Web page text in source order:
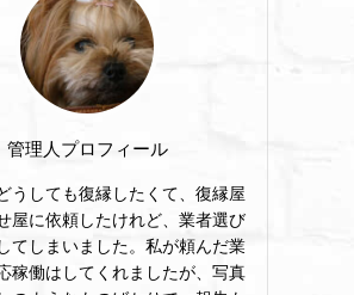
管理人プロフィール
うしても復縁したくて、復縁屋
屋に依頼したけれど、業者選び
てしまいました。私が頼んだ業
稼働はしてくれましたが、写真